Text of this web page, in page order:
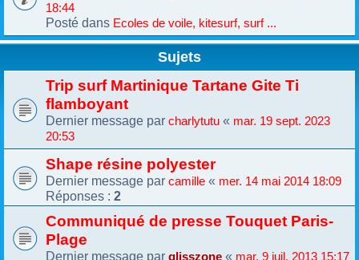
18:44
Posté dans Ecoles de voile, kitesurf, surf ...
Sujets
Trip surf Martinique Tartane Gite Ti
flamboyant
Dernier message par charlytutu « mar. 19 sept. 2023
20:53
Shape résine polyester
Dernier message par camille « mer. 14 mai 2014 18:09
Réponses : 2
Communiqué de presse Touquet Paris-
Plage
Dernier message par glisszone « mar. 9 juil. 2013 15:17